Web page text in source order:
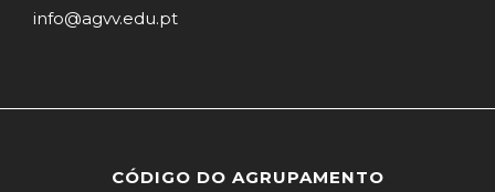
info@agvv.edu.pt
CÓDIGO DO AGRUPAMENTO